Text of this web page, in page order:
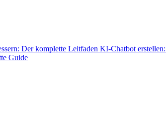
Der komplette Leitfaden KI-Chatbot
Guide